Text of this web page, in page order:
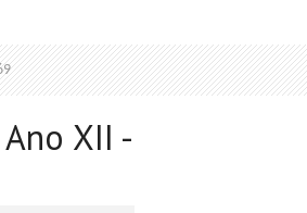
XII -